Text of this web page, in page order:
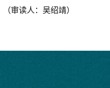
（审读人：吴绍靖）